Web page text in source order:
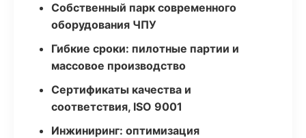
Собственный парк современного
оборудования ЧПУ
Гибкие сроки: пилотные партии и
массовое производство
Сертификаты качества и
соответствия, ISO 9001
Инжиниринг: оптимизация